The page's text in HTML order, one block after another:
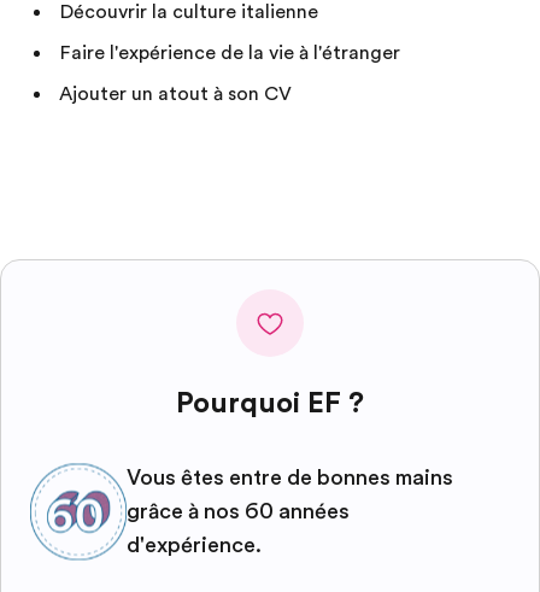
Découvrir la culture italienne
Faire l'expérience de la vie à l'étranger
Ajouter un atout à son CV
Pourquoi EF ?
Vous êtes entre de bonnes mains
grâce à nos 60 années
d'expérience.